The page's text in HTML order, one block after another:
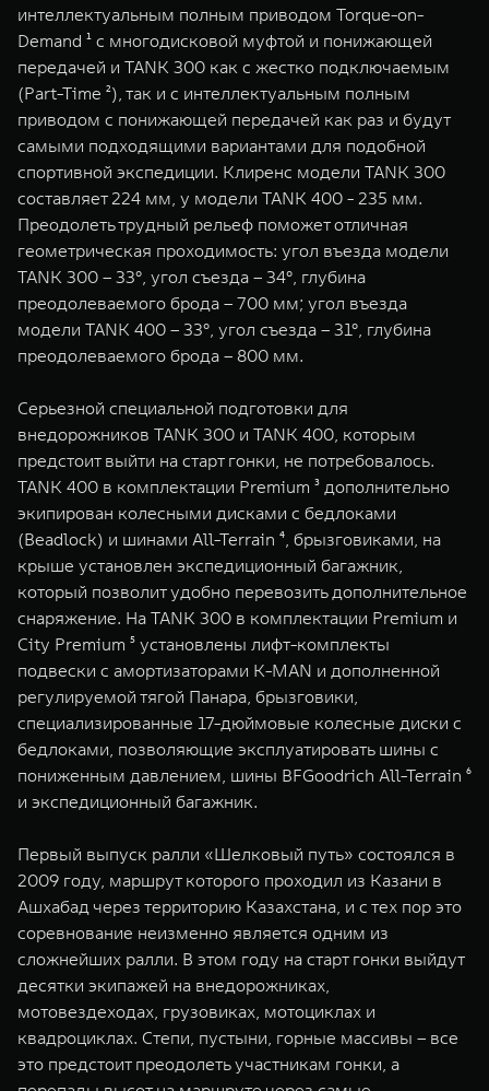
интеллектуальным полным приводом Torque-on-
Demand ¹ с многодисковой муфтой и понижающей
передачей и TANK 300 как с жестко подключаемым
(Part-Time ²), так и с интеллектуальным полным
приводом c понижающей передачей как раз и будут
самыми подходящими вариантами для подобной
спортивной экспедиции. Клиренс модели TANK 300
составляет 224 мм, у модели TANK 400 - 235 мм.
Преодолеть трудный рельеф поможет отличная
геометрическая проходимость: угол въезда модели
TANK 300 – 33°, угол съезда – 34°, глубина
преодолеваемого брода – 700 мм; угол въезда
модели TANK 400 – 33°, угол съезда – 31°, глубина
преодолеваемого брода – 800 мм.
Серьезной специальной подготовки для
внедорожников TANK 300 и TANK 400, которым
предстоит выйти на старт гонки, не потребовалось.
TANK 400 в комплектации Premium ³ дополнительно
экипирован колесными дисками с бедлоками
(Beadlock) и шинами All-Terrain ⁴, брызговиками, на
крыше установлен экспедиционный багажник,
который позволит удобно перевозить дополнительное
снаряжение. На TANK 300 в комплектации Premium и
City Premium ⁵ установлены лифт-комплекты
подвески с амортизаторами K-MAN и дополненной
регулируемой тягой Панара, брызговики,
специализированные 17-дюймовые колесные диски с
бедлоками, позволяющие эксплуатировать шины с
пониженным давлением, шины BFGoodrich All-Terrain ⁶
и экспедиционный багажник.
Первый выпуск ралли «Шелковый путь» состоялся в
2009 году, маршрут которого проходил из Казани в
Ашхабад через территорию Казахстана, и с тех пор это
соревнование неизменно является одним из
сложнейших ралли. В этом году на старт гонки выйдут
десятки экипажей на внедорожниках,
мотовездеходах, грузовиках, мотоциклах и
квадроциклах. Степи, пустыни, горные массивы – все
это предстоит преодолеть участникам гонки, а